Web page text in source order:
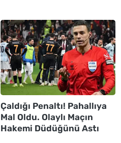
Çaldığı Penaltı! Pahallıya
Mal Oldu. Olaylı Maçın
Hakemi Düdüğünü Astı